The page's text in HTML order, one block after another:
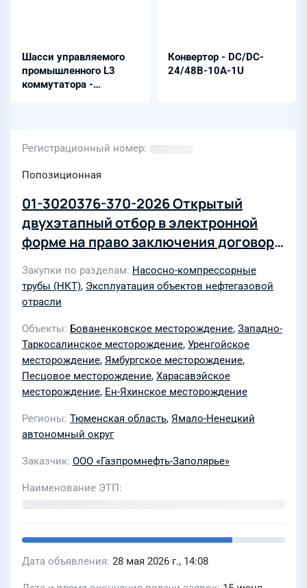
Шасси управляемого
промышленного L3
коммутатора -
Конвертор - DC/DC-
24/48B-10A-1U
Регистрационный номер
Попозиционная
01-3020376-370-2026 Открытый
двухэтапный отбор в электронной
форме на право заключения договора
спуску труб и НКТ, включая
оборудование, инженерную
предоставление момента
свинчивания в цифровом виде на
месторождениях ООО
«Газпромнефть-Заполярье»
(Уренгойская группа месторождений
(Ен-Яхинское НГКМ, Песцовое НГКМ,
Уренгойское НГКМ, Западно-
Таркосалинское НГКМ, Ямбургское
НГКМ), Харасавэйское ГКМ,
Закупки по разделам Насосно-компрессорные
трубы (НКТ), Эксплуатация объектов нефтегазовой
отрасли
Объекты Бованенковское месторождение, Западно-
Таркосалинское месторождение, Уренгойское
месторождение, Ямбургское месторождение,
Песцовое месторождение, Харасавэйское
месторождение, Ен-Яхинское месторождение
Регионы Тюменская область, Ямало-Ненецкий
автономный округ
Заказчик ООО «Газпромнефть-Заполярье»
Наименование ЭТП
Дата объявления 28 мая 2026 г., 14:08